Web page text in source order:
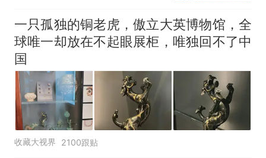
一只孤独的铜老虎，傲立大英博物馆，全
球唯一却放在不起眼展柜，唯独回不了中
国
收藏大视界 2100跟贴